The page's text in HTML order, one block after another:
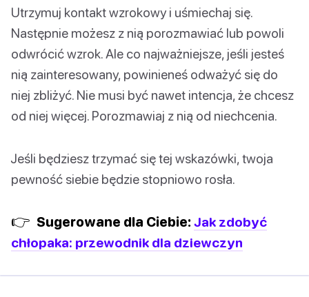
Utrzymuj kontakt wzrokowy i uśmiechaj się.
Następnie możesz z nią porozmawiać lub powoli
odwrócić wzrok. Ale co najważniejsze, jeśli jesteś
nią zainteresowany, powinieneś odważyć się do
niej zbliżyć. Nie musi być nawet intencja, że chcesz
od niej więcej. Porozmawiaj z nią od niechcenia.
Jeśli będziesz trzymać się tej wskazówki, twoja
pewność siebie będzie stopniowo rosła.
👉 Sugerowane dla Ciebie: Jak zdobyć
chłopaka: przewodnik dla dziewczyn